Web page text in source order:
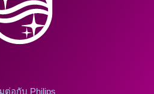
ต่อกับ Philips